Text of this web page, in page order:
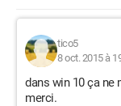
tico5
8 oct. 2015 à
dans win 10 ça ne
merci.